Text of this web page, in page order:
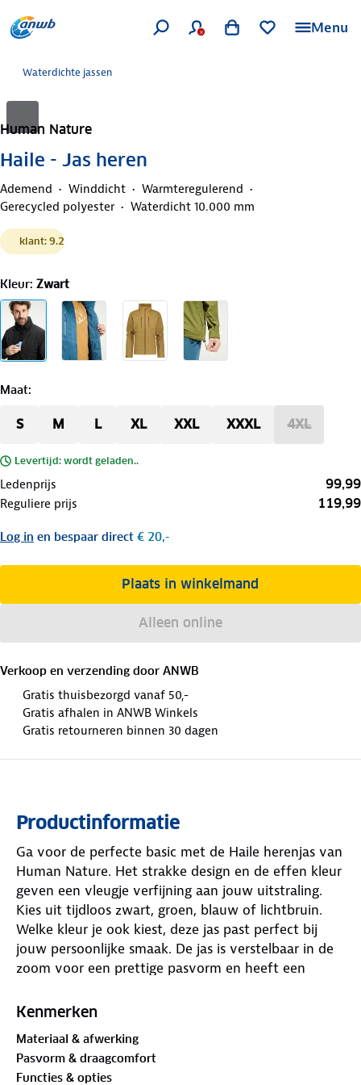
Menu
Waterdichte jassen
Human Nature
Haile - Jas heren
Ademend Winddicht
Warmteregulerend
Gerecycled polyester
Waterdicht 10.000 mm
klant: 9.2
Kleur: Zwart
Maat:
S M L XL XXL XXXL 4XL
Levertijd: wordt geladen..
Ledenprijs 99,99
Reguliere prijs 119,99
Log in en bespaar direct € 20,-
Plaats in winkelmand
Alleen online
Verkoop en verzending door ANWB
Gratis thuisbezorgd vanaf 50,-
Gratis afhalen in ANWB Winkels
Gratis retourneren binnen 30 dagen
Productinformatie
Ga voor de perfecte basic met de Haile herenjas van
Human Nature. Het strakke design en de effen kleur
geven een vleugje verfijning aan jouw uitstraling.
Kies uit tijdloos zwart, groen, blauw of lichtbruin.
Welke kleur je ook kiest, deze jas past perfect bij
jouw persoonlijke smaak. De jas is verstelbaar in de
zoom voor een prettige pasvorm en heeft een
mm. Dankzij de getapete naden blijf je beschermd
tegen de meest intense regenbuien. De winddichte
Kenmerken
Materiaal & afwerking
Pasvorm & draagcomfort
Functies & opties